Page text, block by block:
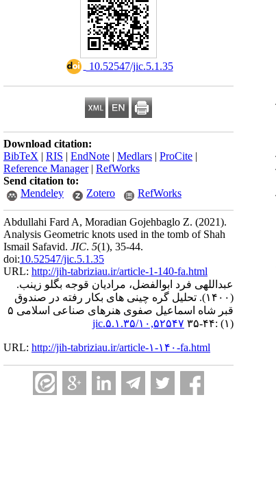
‎ 10.52547/jic.5.1.35
Download citation:
BibTeX | RIS | EndNote | Medlars | ProCite |
Reference Manager| RefWorks
Send citation to:
Mendeley
Zotero RefWorks
Abdullahi Fard A, Moradian Gojehbaglo Z. (2021).
Analysis Geometric knots used in the tomb of Shah
Ismail Safavid. JIC. 5(1), 35-44.
doi:10.52547/jic.5.1.35
URL: http://jih-tabriziau.ir/article-1-140-fa.html
عبداللهی فرد ابوالفضل، مرادیان قوجه بگلو زینب.
(۱۴۰۰).
تحلیل گره چینی های بکار رفته در صندوق
قبر شاه اسماعیل صفوی هنرهای صناعی اسلامی ۵
(۱) :۴۴-۳۵
۱۰,۵۲۵۴۷/jic.۵.۱.۳۵
URL: http://jih-tabriziau.ir/article-۱-۱۴۰-fa.html